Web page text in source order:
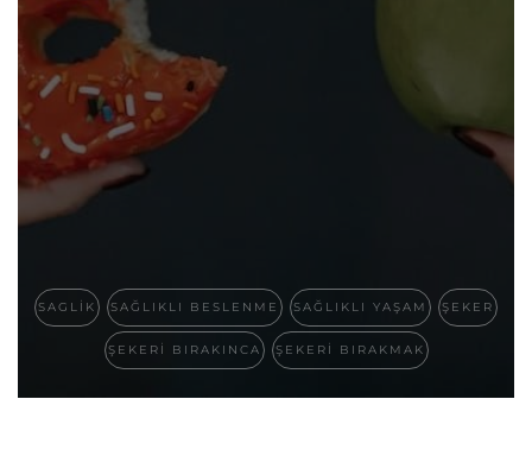
SAGLIK SAĞLIKLI BESLENME SAĞLIKLI YAŞAM ŞEKER
ŞEKERI BIRAKINCA ŞEKERI BIRAKMAK